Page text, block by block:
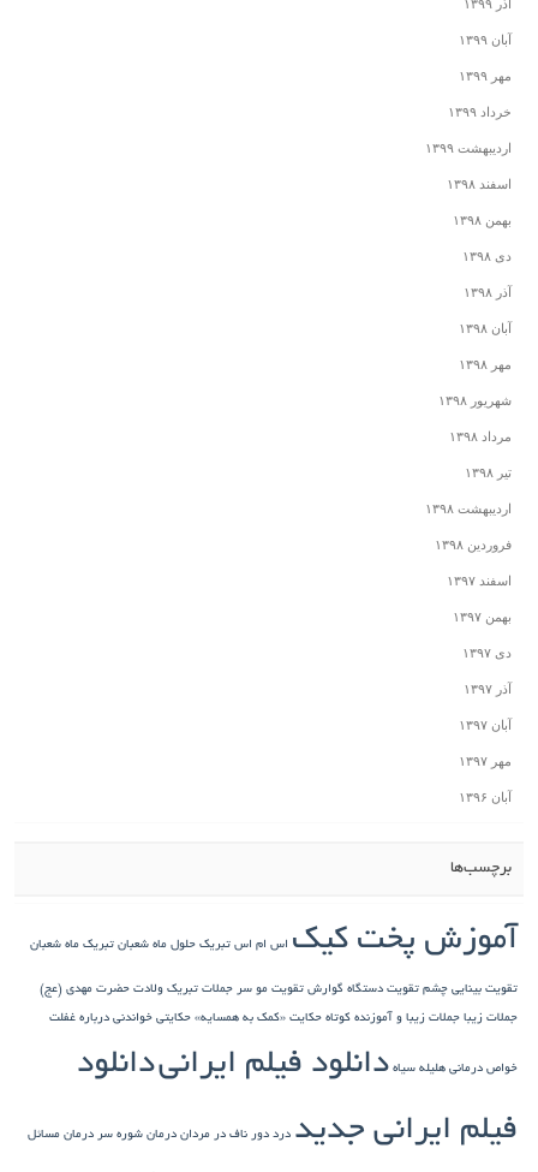
آذر ۱۳۹۹
آبان ۱۳۹۹
مهر ۱۳۹۹
خرداد ۱۳۹۹
اردیبهشت ۱۳۹۹
اسفند ۱۳۹۸
بهمن ۱۳۹۸
دی ۱۳۹۸
آذر ۱۳۹۸
آبان ۱۳۹۸
مهر ۱۳۹۸
شهریور ۱۳۹۸
مرداد ۱۳۹۸
تیر ۱۳۹۸
اردیبهشت ۱۳۹۸
فروردین ۱۳۹۸
اسفند ۱۳۹۷
بهمن ۱۳۹۷
دی ۱۳۹۷
آذر ۱۳۹۷
آبان ۱۳۹۷
مهر ۱۳۹۷
آبان ۱۳۹۶
برچسب‌ها
آموزش پخت کیک اس ام اس تبریک حلول ماه شعبان تبریک ماه شعبان
تقویت بینایی چشم تقویت دستگاه گوارش تقویت مو سر جملات تبریک ولادت حضرت مهدی (عج)
جملات زیبا جملات زیبا و آموزنده کوتاه حکایت «کمک به همسایه» حکایتی خواندنی درباره غفلت
خواص درمانی هلیله سیاه دانلود فیلم ایرانیدانلود
فیلم ایرانی جدید درد دور ناف در مردان درمان شوره سر درمان مسائل